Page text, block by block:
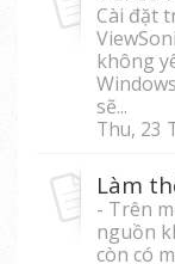
Cài đặt
không
sẽ...
Thu, 23
- Trên
nguồn
còn có